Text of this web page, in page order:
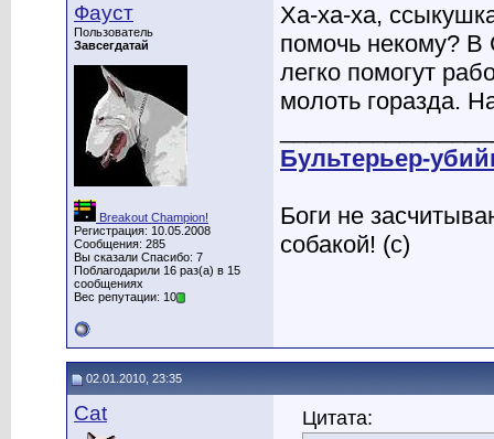
Фауст
Пользователь
Завсегдатай
Breakout Champion!
Регистрация: 10.05.2008
Сообщения: 285
Вы сказали Спасибо: 7
Поблагодарили 16 раз(а) в 15
сообщениях
Вес репутации: 10
Ха-ха-ха,
помочь некому? В
легко помогут
молоть горазда.
Бультерьер-
Боги не
собакой! (с)
02.01.2010, 23:35
Cat Цитата: